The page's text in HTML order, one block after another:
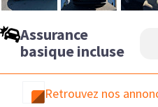
Assurance
basique incluse
Retrouvez nos